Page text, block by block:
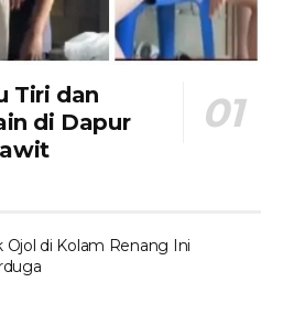
Tiri dan
di Dapur
Ojol di Kolam Renang Ini